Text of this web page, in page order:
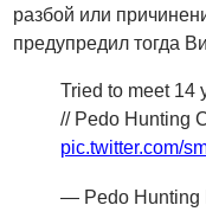
разбой или
предупредил тогда
Tried to meet 14
// Pedo Hunting
pic.twitter.com/
— Pedo Hunting